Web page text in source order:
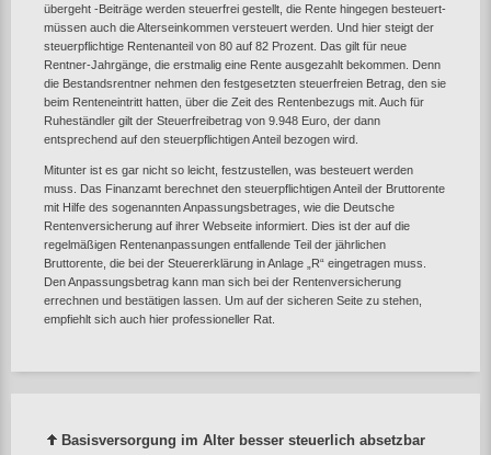
übergeht -Beiträge werden steuerfrei gestellt, die Rente hingegen besteuert-
müssen auch die Alterseinkommen versteuert werden. Und hier steigt der
steuerpflichtige Rentenanteil von 80 auf 82 Prozent. Das gilt für neue
Rentner-Jahrgänge, die erstmalig eine Rente ausgezahlt bekommen. Denn
die Bestandsrentner nehmen den festgesetzten steuerfreien Betrag, den sie
beim Renteneintritt hatten, über die Zeit des Rentenbezugs mit. Auch für
Ruheständler gilt der Steuerfreibetrag von 9.948 Euro, der dann
entsprechend auf den steuerpflichtigen Anteil bezogen wird.
Mitunter ist es gar nicht so leicht, festzustellen, was besteuert werden
muss. Das Finanzamt berechnet den steuerpflichtigen Anteil der Bruttorente
mit Hilfe des sogenannten Anpassungsbetrages, wie die Deutsche
Rentenversicherung auf ihrer Webseite informiert. Dies ist der auf die
regelmäßigen Rentenanpassungen entfallende Teil der jährlichen
Bruttorente, die bei der Steuererklärung in Anlage „R“ eingetragen muss.
Den Anpassungsbetrag kann man sich bei der Rentenversicherung
errechnen und bestätigen lassen. Um auf der sicheren Seite zu stehen,
empfiehlt sich auch hier professioneller Rat.
Basisversorgung im Alter besser steuerlich absetzbar